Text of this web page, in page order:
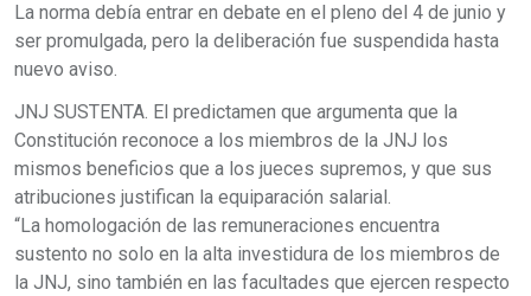
La norma debía entrar en debate en el pleno del 4 de junio y
ser promulgada, pero la deliberación fue suspendida hasta
nuevo aviso.
JNJ SUSTENTA. El predictamen que argumenta que la
Constitución reconoce a los miembros de la JNJ los
mismos beneficios que a los jueces supremos, y que sus
atribuciones justifican la equiparación salarial.
“La homologación de las remuneraciones encuentra
sustento no solo en la alta investidura de los miembros de
la JNJ, sino también en las facultades que ejercen respecto